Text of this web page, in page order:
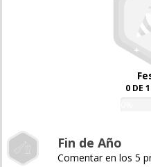
0 DE
Fin de Año
Comentar en los 5